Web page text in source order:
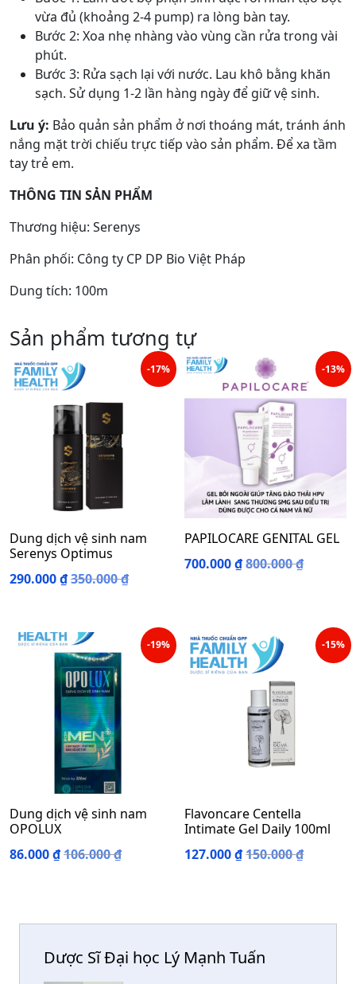
vừa đủ (khoảng 2-4 pump) ra lòng bàn tay.
Bước 2: Xoa nhẹ nhàng vào vùng cần rửa trong vài
phút.
Bước 3: Rửa sạch lại với nước. Lau khô bằng khăn
sạch. Sử dụng 1-2 lần hàng ngày để giữ vệ sinh.
Lưu ý: Bảo quản sản phẩm ở nơi thoáng mát, tránh ánh
nắng mặt trời chiếu trực tiếp vào sản phẩm. Để xa tầm
tay trẻ em.
THÔNG TIN SẢN PHẨM
Thương hiệu: Serenys
Phân phối: Công ty CP DP Bio Việt Pháp
Dung tích: 100m
Sản phẩm tương tự
-17%
Dung dịch vệ sinh nam
Serenys Optimus
290.000₫350.000₫
-13%
PAPILOCARE GENITAL GEL
700.000₫ 800.000₫
-19%
Dung dịch vệ sinh nam
OPOLUX
86.000₫106.000₫
-15%
Flavoncare Centella
Intimate Gel Daily 100ml
127.000₫ 150.000₫
Dược Sĩ Đại học Lý Mạnh Tuấn